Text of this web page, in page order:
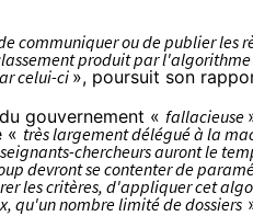
communiquer ou de publier les
produit par
celui-ci », poursuit son
gouvernement « fallacieuse
« très largement délégué à la
chercheurs auront le
devront se contenter de
les critères, d'appliquer cet
qu'un nombre limité de dossiers